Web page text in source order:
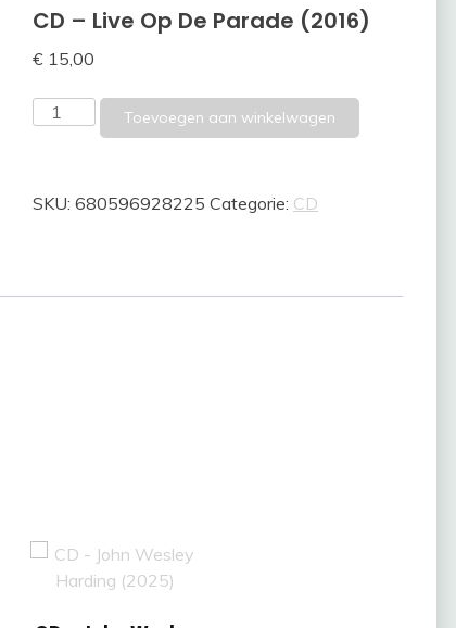
CD – Live Op De Parade (2016)
€ 15,00
CD
De
aantal
Toevoegen aan winkelwagen
SKU:680596928225 Categorie: CD